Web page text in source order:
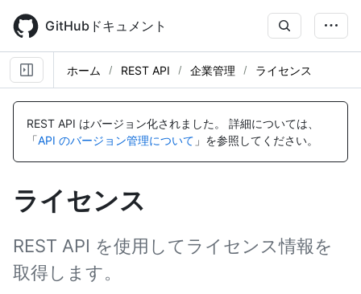
main
content
GitHubドキュメント
ホーム REST API 企業管理 ライセンス
REST API はバージョン化されました。
詳細については、
「API のバージョン管理について 」を参照してください。
ライセンス
REST API を使用してライセンス情報を
取得します。
名
明
名
明
名
明